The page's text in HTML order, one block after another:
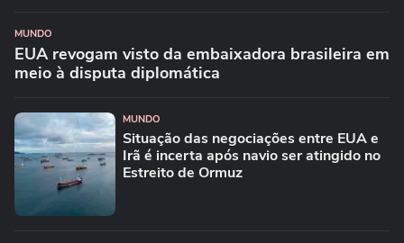
MUNDO
EUA revogam visto da embaixadora brasileira em
meio à disputa diplomática
MUNDO
Situação das negociações entre EUA e
Irã é incerta após navio ser atingido no
Estreito de Ormuz